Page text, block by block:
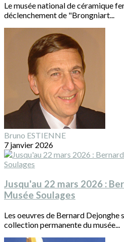
Le musée national de céramique
déclenchement de "Brongniart...
Bruno ESTIENNE
7 janvier 2026
Jusqu'au 22 mars 2026 :
Musée Soulages
Les oeuvres de Bernard Dejonghe
collection permanente du musée...